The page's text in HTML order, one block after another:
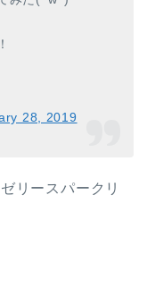
28, 2019
リースパークリ